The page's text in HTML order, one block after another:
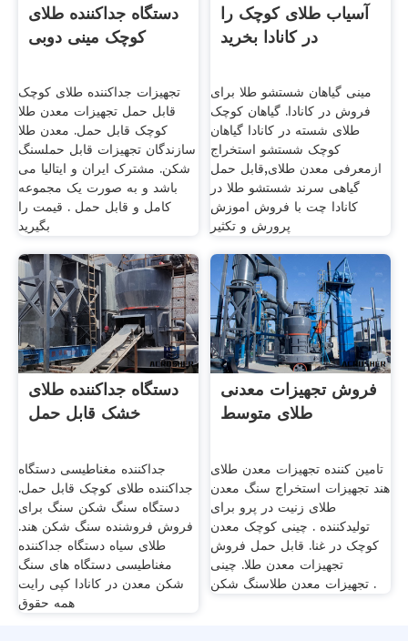
دستگاه جداکننده طلای
کوچک مینی دوبی
تجهیزات جداکننده طلای کوچک
قابل حمل تجهیزات معدن طلا
کوچک قابل حمل. معدن طلا
سازندگان تجهیزات قابل حملسنگ
شکن. مشترک ایران و ایتالیا می
باشد و به صورت یک مجموعه
کامل و قابل حمل . قیمت را
بگیرید
آسیاب طلای کوچک را
در کانادا بخرید
مینی گیاهان شستشو طلا برای
فروش در کانادا. گیاهان کوچک
طلای شسته در کانادا گیاهان
کوچک شستشو استخراج
ازمعرفی معدن طلای,قابل حمل
گیاهی سرند شستشو طلا در
کانادا چت با فروش اموزش
پرورش و تکثیر
دستگاه جداکننده طلای
خشک قابل حمل
جداکننده مغناطیسی دستگاه
جداکننده طلای کوچک قابل حمل.
دستگاه سنگ شکن سنگ برای
فروش فروشنده سنگ شکن هند.
طلای سیاه دستگاه جداکننده
مغناطیسی دستگاه های سنگ
شکن معدن در کانادا کپی رایت
همه حقوق
فروش تجهیزات معدنی
طلای متوسط
تامین کننده تجهیزات معدن طلای
هند تجهیزات استخراج سنگ معدن
طلای زنیت در پرو برای
تولیدکننده . چینی کوچک معدن
کوچک در غنا. قابل حمل فروش
تجهیزات معدن طلا. چینی
تجهیزات معدن طلاسنگ شکن .